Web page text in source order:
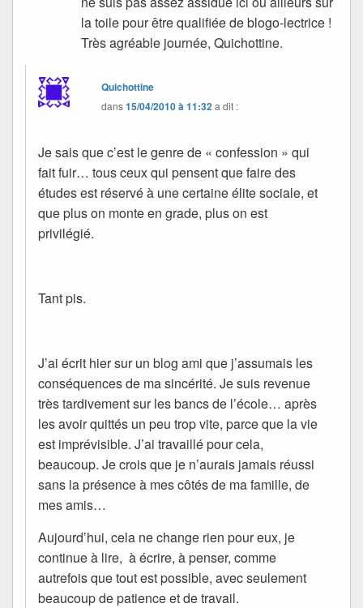
la toile pour être qualifiée de blogo-lectrice !
Très agréable journée, Quichottine.
Quichottine
dans15/04/2010 à 11:32a dit :
Je sais que c’est le genre de « confession » qui
fait fuir… tous ceux qui pensent que faire des
études est réservé à une certaine élite sociale, et
que plus on monte en grade, plus on est
privilégié.
Tant pis.
J’ai écrit hier sur un blog ami que j’assumais les
conséquences de ma sincérité. Je suis revenue
très tardivement sur les bancs de l’école… après
les avoir quittés un peu trop vite, parce que la vie
est imprévisible. J’ai travaillé pour cela,
beaucoup. Je crois que je n’aurais jamais réussi
sans la présence à mes côtés de ma famille, de
mes amis…
Aujourd’hui, cela ne change rien pour eux, je
continue à lire, à écrire, à penser, comme
autrefois que tout est possible, avec seulement
beaucoup de patience et de travail.